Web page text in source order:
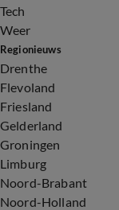
Tech
Weer
Regionieuws
Drenthe
Flevoland
Friesland
Gelderland
Groningen
Limburg
Noord-Brabant
Noord-Holland